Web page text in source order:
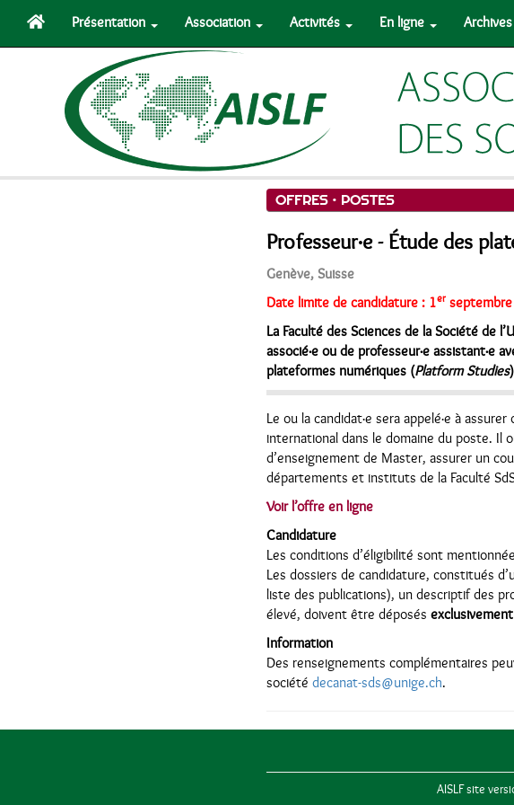
Présentation Association Activités En ligne Archives
OFFRES • POSTES
Professeur·e - Étude des
Genève, Suisse
Date limite de candidature : 1er
La Faculté des Sciences de la Société de
associé·e ou de professeur·e assistant·e
plateformes numériques (Platform Studies
Le ou la candidat·e sera appelé·e à
international dans le domaine du poste. Il
d’enseignement de Master, assurer un
départements et instituts de la Faculté
Voir l’offre en ligne
Candidature
Les conditions d’éligibilité sont
Les dossiers de candidature, constitués
liste des publications), un descriptif des
élevé, doivent être déposés
Information
Des renseignements complémentaires
société decanat-sds@unige.ch.
AISLF site